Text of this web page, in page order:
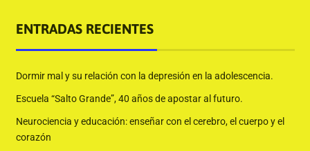
ENTRADAS RECIENTES
Dormir mal y su relación con la depresión en la adolescencia.
Escuela “Salto Grande”, 40 años de apostar al futuro.
Neurociencia y educación: enseñar con el cerebro, el cuerpo y el
corazón